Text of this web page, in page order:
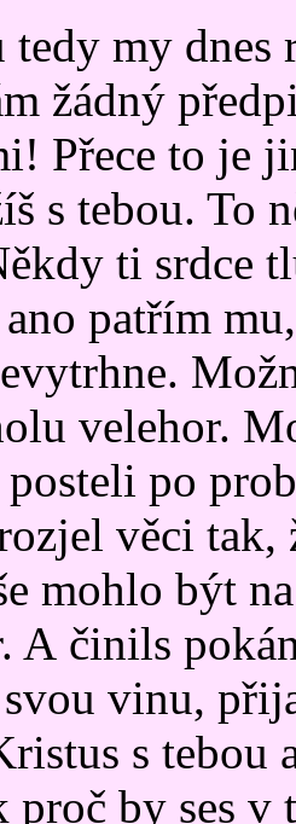
tedy my dnes
žádný
Přece to je
s tebou. To
ti srdce
patřím
velehor.
po
věci tak,
mohlo být
A činils
vinu,
s tebou
proč by ses v